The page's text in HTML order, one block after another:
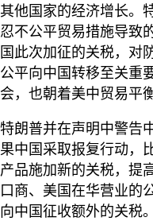
其他国家的经济增长。
忍不公平贸易措施导致
国此次加征的关税，对
公平向中国转移至关重
会，也朝着美中贸易平
特朗普并在声明中警告
果中国采取报复行动，
产品施加新的关税，提
口商、美国在华营业的
向中国征收额外的关税。